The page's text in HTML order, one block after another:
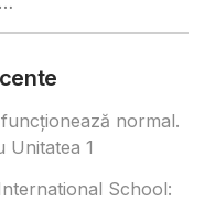
normal.
Unitatea 1
School: